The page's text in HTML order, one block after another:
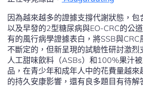
因為越來越多的證據支撐代謝狀態，包
以及早發的2型糖尿病與EO-CRC的公
有的風行病學證據表白，將SSB與
不斷定的，但新呈現的試驗性研討激烈
人工甜味飲料（ASBs）和100%果汁
品，在青少年和成年人中的花費量越來
的持久安康影響，還有良多題目有待解